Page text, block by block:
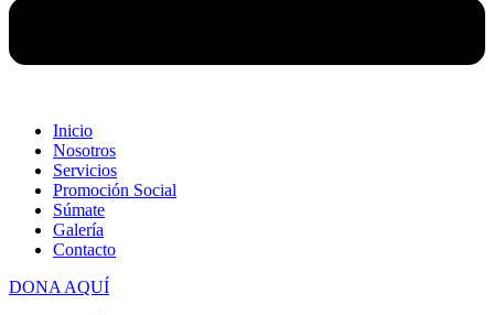
Inicio
Nosotros
Servicios
Promoción Social
Súmate
Galería
Contacto
DONA AQUÍ